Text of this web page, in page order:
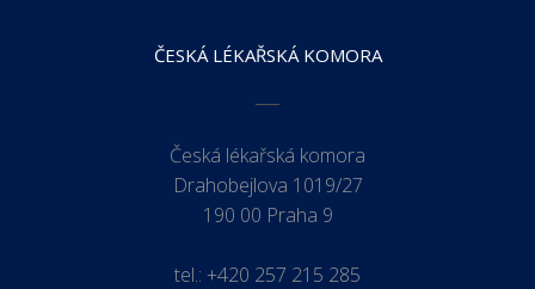
ČESKÁ LÉKAŘSKÁ KOMORA
Česká lékařská komora
Drahobejlova 1019/27
190 00 Praha 9
tel.: +420 257 215 285